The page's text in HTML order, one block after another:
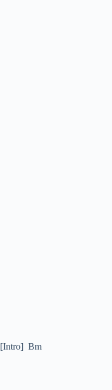
[Intro] Bm